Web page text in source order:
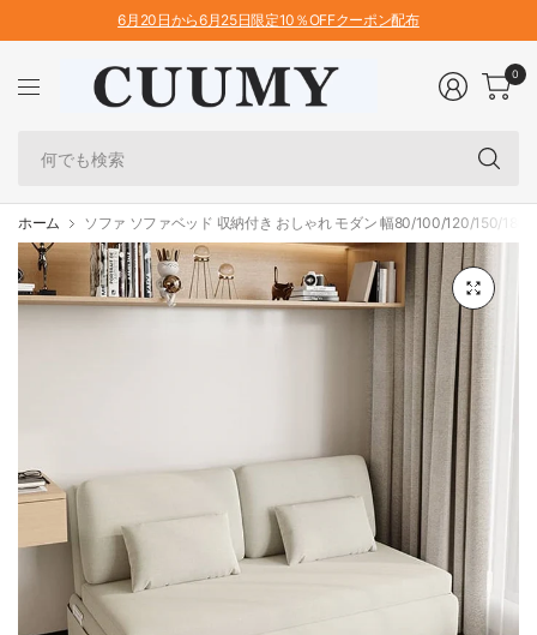
6月20日から6月25日限定10％OFFクーポン配布
0
ホーム ソファ ソファベッド 収納付き おしゃれ モダン 幅80/100/120/150/